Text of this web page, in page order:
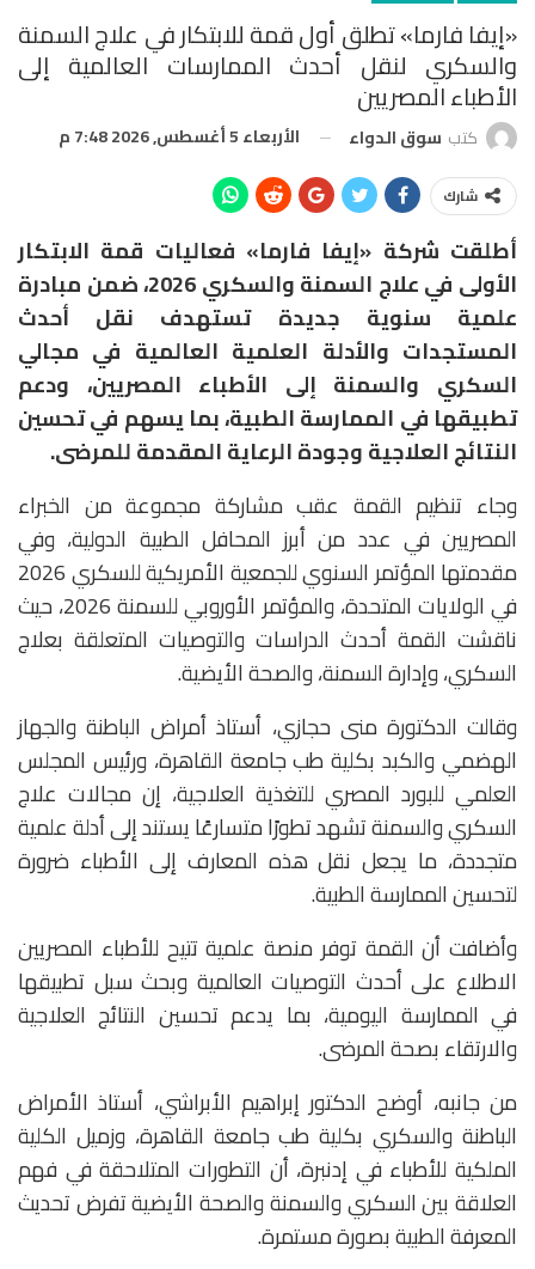
«إيفا فارما» تطلق أول قمة للابتكار في علاج السمنة
والسكري لنقل أحدث الممارسات العالمية إلى
الأطباء المصريين
كتب سوق الدواء الأربعاء 5 أغسطس, 2026 7:48 م
شارك
أطلقت شركة «إيفا فارما» فعاليات قمة الابتكار
الأولى في علاج السمنة والسكري 2026، ضمن مبادرة
علمية سنوية جديدة تستهدف نقل أحدث
المستجدات والأدلة العلمية العالمية في مجالي
السكري والسمنة إلى الأطباء المصريين، ودعم
تطبيقها في الممارسة الطبية، بما يسهم في تحسين
النتائج العلاجية وجودة الرعاية المقدمة للمرضى.
وجاء تنظيم القمة عقب مشاركة مجموعة من الخبراء
المصريين في عدد من أبرز المحافل الطبية الدولية، وفي
مقدمتها المؤتمر السنوي للجمعية الأمريكية للسكري 2026
في الولايات المتحدة، والمؤتمر الأوروبي للسمنة 2026، حيث
ناقشت القمة أحدث الدراسات والتوصيات المتعلقة بعلاج
السكري، وإدارة السمنة، والصحة الأيضية.
وقالت الدكتورة منى حجازي، أستاذ أمراض الباطنة والجهاز
الهضمي والكبد بكلية طب جامعة القاهرة، ورئيس المجلس
العلمي للبورد المصري للتغذية العلاجية، إن مجالات علاج
السكري والسمنة تشهد تطورًا متسارعًا يستند إلى أدلة علمية
متجددة، ما يجعل نقل هذه المعارف إلى الأطباء ضرورة
لتحسين الممارسة الطبية.
وأضافت أن القمة توفر منصة علمية تتيح للأطباء المصريين
الاطلاع على أحدث التوصيات العالمية وبحث سبل تطبيقها
في الممارسة اليومية، بما يدعم تحسين النتائج العلاجية
والارتقاء بصحة المرضى.
من جانبه، أوضح الدكتور إبراهيم الأبراشي، أستاذ الأمراض
الباطنة والسكري بكلية طب جامعة القاهرة، وزميل الكلية
الملكية للأطباء في إدنبرة، أن التطورات المتلاحقة في فهم
العلاقة بين السكري والسمنة والصحة الأيضية تفرض تحديث
المعرفة الطبية بصورة مستمرة.